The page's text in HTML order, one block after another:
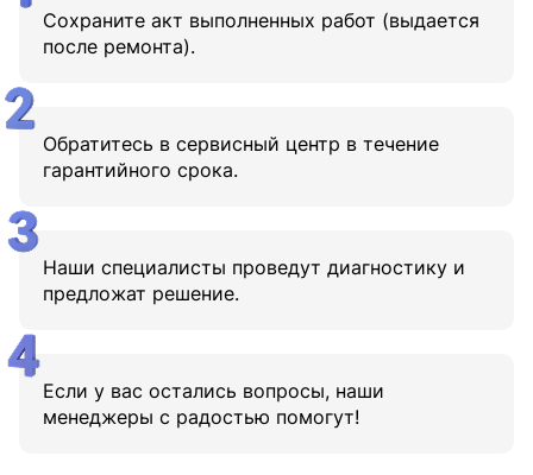
Сохраните акт выполненных работ (выдается
после ремонта).
Обратитесь в сервисный центр в течение
гарантийного срока.
Наши специалисты проведут диагностику и
предложат решение.
Если у вас остались вопросы, наши
менеджеры с радостью помогут!